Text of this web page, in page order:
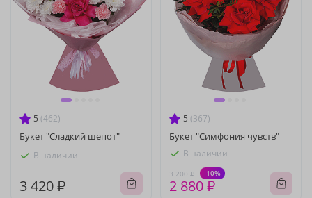
5 (462)
Букет "Сладкий шепот"
В наличии
3 420 ₽
5 (367)
Букет "Симфония чувств"
В наличии
3 200 ₽ -10%
2 880 ₽